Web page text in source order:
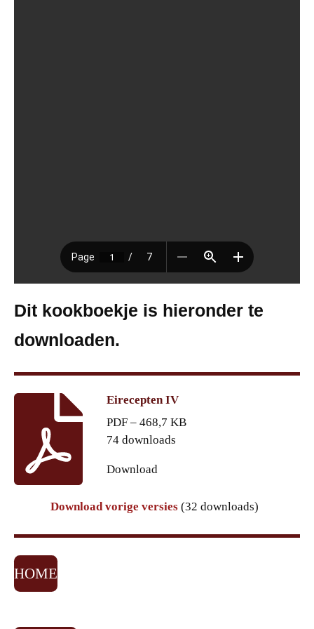
Dit kookboekje is hieronder te
downloaden.
Eirecepten IV
PDF – 468,7 KB
74 downloads
Download
Download vorige versies (32 downloads)
HOME